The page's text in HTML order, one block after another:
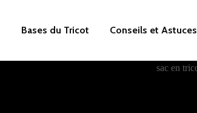
Bases du Tricot Conseils et Astuces